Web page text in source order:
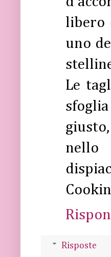
libero
uno
Le
nello
Risposte